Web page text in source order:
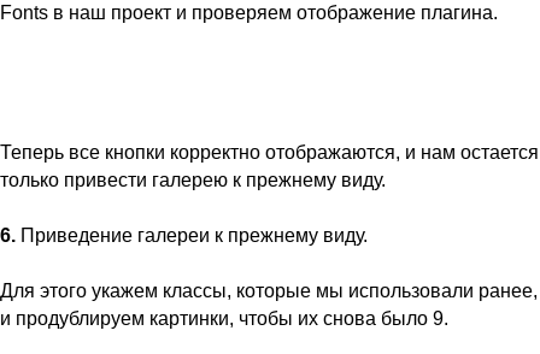
Fonts в наш проект и проверяем отображение плагина.
Теперь все кнопки корректно отображаются, и нам остается
только привести галерею к прежнему виду.
6. Приведение галереи к прежнему виду.
Для этого укажем классы, которые мы использовали ранее,
и продублируем картинки, чтобы их снова было 9.